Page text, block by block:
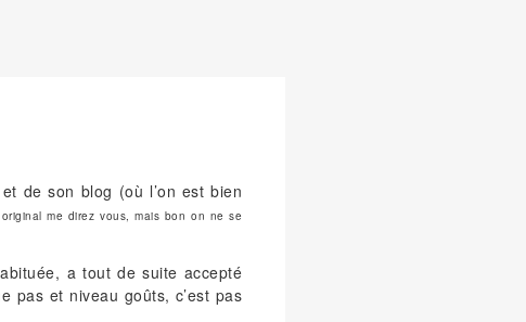
et de son blog (où l’on est bien
original me direz vous, mais bon on ne se
a tout de suite accepté
pas et niveau goûts, c’est pas